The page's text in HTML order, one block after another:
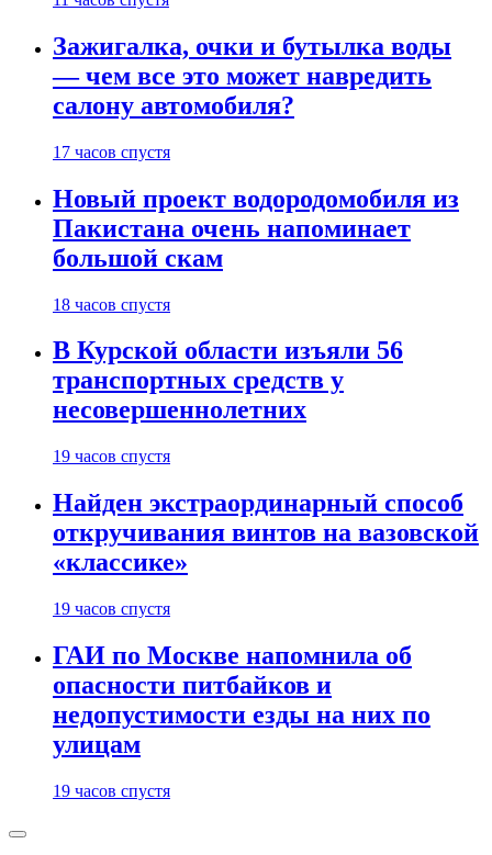
Зажигалка, очки и бутылка воды
— чем все это может навредить
салону автомобиля?
17 часов спустя
Новый проект водородомобиля из
Пакистана очень напоминает
большой скам
18 часов спустя
В Курской области изъяли 56
транспортных средств у
несовершеннолетних
19 часов спустя
Найден экстраординарный способ
откручивания винтов на вазовской
«классике»
19 часов спустя
ГАИ по Москве напомнила об
опасности питбайков и
недопустимости езды на них по
улицам
19 часов спустя